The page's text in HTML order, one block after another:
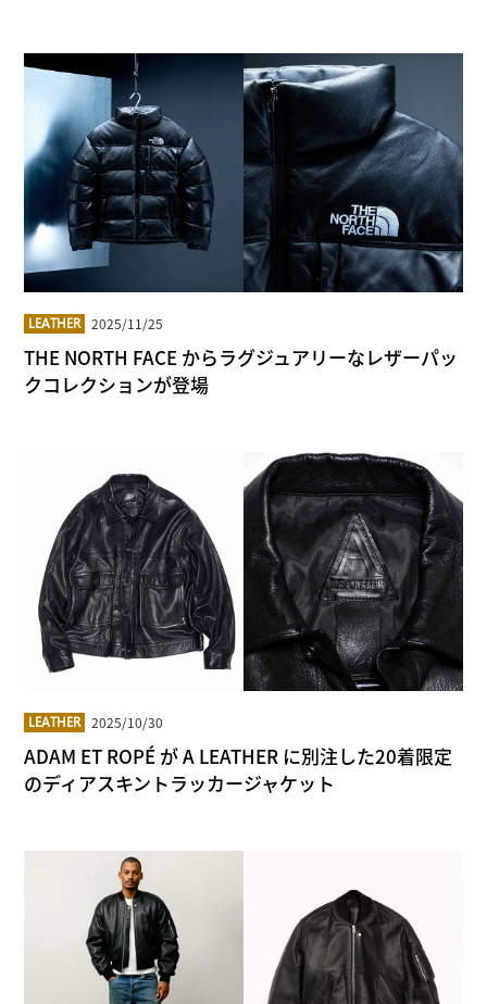
LEATHER 2025/11/25
THE NORTH FACE からラグジュアリーなレザーパッ
クコレクションが登場
LEATHER 2025/10/30
ADAM ET ROPÉ が A LEATHER に別注した20着限定
のディアスキントラッカージャケット